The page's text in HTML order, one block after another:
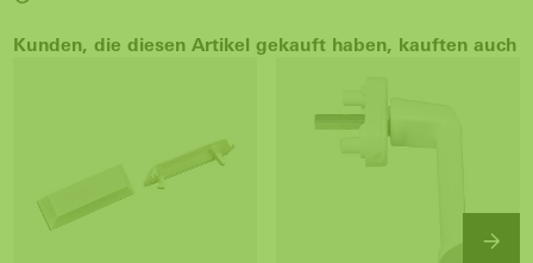
Kunden, die diesen Artikel gekauft haben, kauften auch